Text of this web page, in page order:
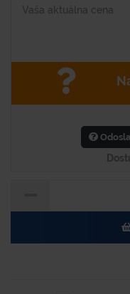
Vaša aktuálna cena